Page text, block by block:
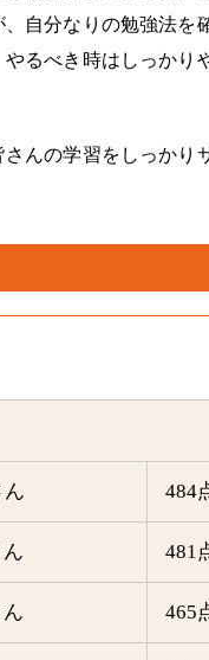
自分なりの勉強法を
るべき時はしっかり
んの学習をしっかり
484
481
465